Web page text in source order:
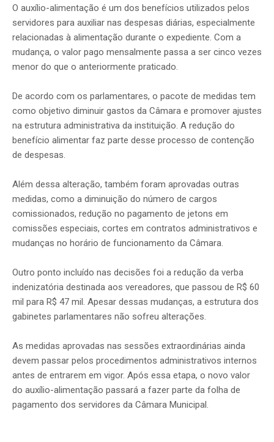
O auxílio-alimentação é um dos benefícios utilizados pelos
servidores para auxiliar nas despesas diárias, especialmente
relacionadas à alimentação durante o expediente. Com a
mudança, o valor pago mensalmente passa a ser cinco vezes
menor do que o anteriormente praticado.
De acordo com os parlamentares, o pacote de medidas tem
como objetivo diminuir gastos da Câmara e promover ajustes
na estrutura administrativa da instituição. A redução do
benefício alimentar faz parte desse processo de contenção
de despesas.
Além dessa alteração, também foram aprovadas outras
medidas, como a diminuição do número de cargos
comissionados, redução no pagamento de jetons em
comissões especiais, cortes em contratos administrativos e
mudanças no horário de funcionamento da Câmara.
Outro ponto incluído nas decisões foi a redução da verba
indenizatória destinada aos vereadores, que passou de R$ 60
mil para R$ 47 mil. Apesar dessas mudanças, a estrutura dos
gabinetes parlamentares não sofreu alterações.
As medidas aprovadas nas sessões extraordinárias ainda
devem passar pelos procedimentos administrativos internos
antes de entrarem em vigor. Após essa etapa, o novo valor
do auxílio-alimentação passará a fazer parte da folha de
pagamento dos servidores da Câmara Municipal.